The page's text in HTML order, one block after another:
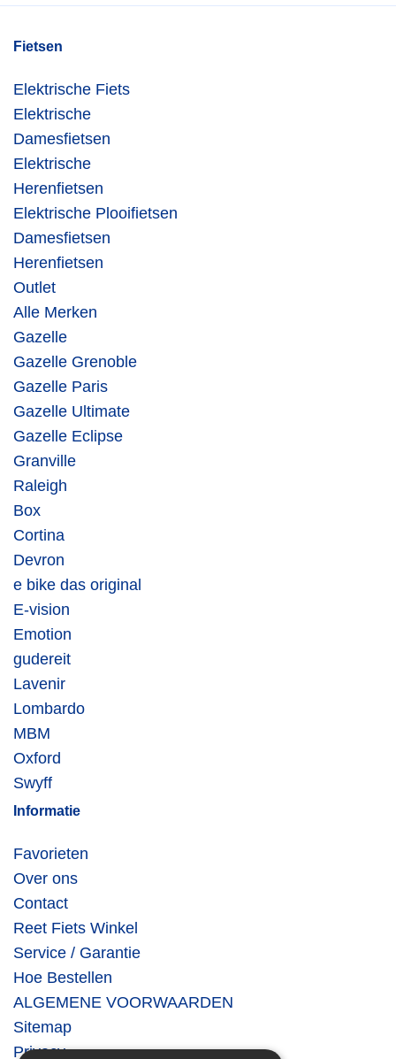
Fietsen
Elektrische Fiets
Elektrische
Damesfietsen
Elektrische
Herenfietsen
Elektrische Plooifietsen
Damesfietsen
Herenfietsen
Outlet
Alle Merken
Gazelle
Gazelle Grenoble
Gazelle Paris
Gazelle Ultimate
Gazelle Eclipse
Granville
Raleigh
Box
Cortina
Devron
e bike das original
E-vision
Emotion
gudereit
Lavenir
Lombardo
MBM
Oxford
Swyff
Informatie
Favorieten
Over ons
Contact
Reet Fiets Winkel
Service / Garantie
Hoe Bestellen
ALGEMENE VOORWAARDEN
Sitemap
Privacy